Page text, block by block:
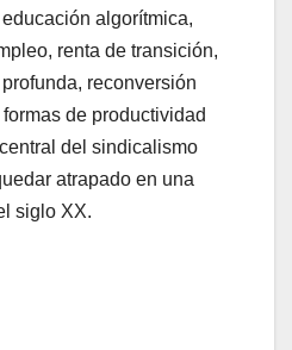
algorítmica,
renta de transición,
reconversión
de productividad
del sindicalismo
atrapado en una
siglo XX.